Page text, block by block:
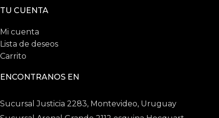
TU CUENTA
Mi cuenta
Lista de deseos
Carrito
ENCONTRANOS EN
Sucursal Justicia 2283, Montevideo, Uruguay